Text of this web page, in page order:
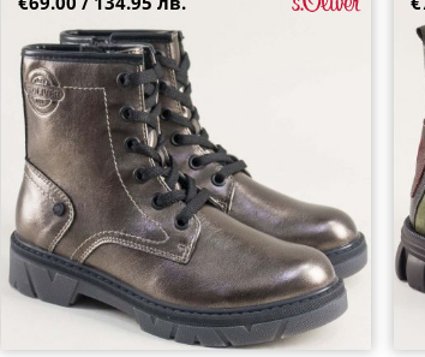
S.OLIVER дамски боти в цвят бронз на нисък
ток с връзки и цип 5-25241-9a5
39
с